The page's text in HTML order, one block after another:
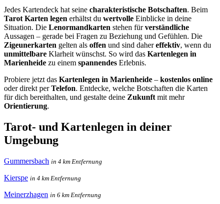
Jedes Kartendeck hat seine charakteristische Botschaften. Beim
Tarot Karten legen erhältst du wertvolle Einblicke in deine
Situation. Die Lenormandkarten stehen fürverständliche
Aussagen – gerade bei Fragen zu Beziehung und Gefühlen. Die
Zigeunerkarten gelten als offen und sind dahereffektiv, wenn du
unmittelbare Klarheit wünschst. So wird das Kartenlegen in
Marienheide zu einem spannendes Erlebnis.
Probiere jetzt das Kartenlegen in Marienheide – kostenlos online
oder direkt perTelefon. Entdecke, welche Botschaften die Karten
für dich bereithalten, und gestalte deine Zukunft mit mehr
Orientierung.
Tarot- und Kartenlegen in deiner
Umgebung
Gummersbach in 4 km Entfernung
Kierspe in 4 km Entfernung
Meinerzhagen in 6 km Entfernung